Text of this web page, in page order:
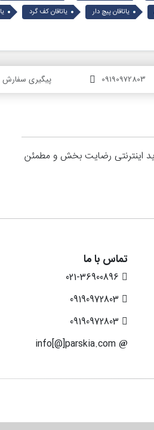
یاتاقان پیچ دار یاتاقان کف گرد
پیگیری سفارش 09190972803
اینترنتی رضایت بخش و مطمئن
تماس با ما